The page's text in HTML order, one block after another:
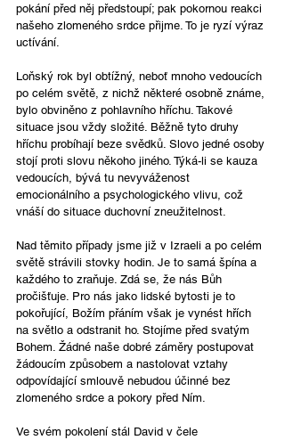
pokání před něj předstoupí; pak pokornou reakci
našeho zlomeného srdce přijme. To je ryzí výraz
uctívání.
Loňský rok byl obtížný, neboť mnoho vedoucích
po celém světě, z nichž některé osobně známe,
bylo obviněno z pohlavního hříchu. Takové
situace jsou vždy složité. Běžně tyto druhy
hříchu probíhají beze svědků. Slovo jedné osoby
stojí proti slovu někoho jiného. Týká-li se kauza
vedoucích, bývá tu nevyváženost
emocionálního a psychologického vlivu, což
vnáší do situace duchovní zneužitelnost.
Nad těmito případy jsme již v Izraeli a po celém
světě strávili stovky hodin. Je to samá špína a
každého to zraňuje. Zdá se, že nás Bůh
pročišťuje. Pro nás jako lidské bytosti je to
pokořující, Božím přáním však je vynést hřích
na světlo a odstranit ho. Stojíme před svatým
Bohem. Žádné naše dobré záměry postupovat
žádoucím způsobem a nastolovat vztahy
odpovídající smlouvě nebudou účinné bez
zlomeného srdce a pokory před Ním.
Ve svém pokolení stál David v čele